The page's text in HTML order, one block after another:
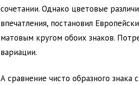
сочетании. Однако цветовые
впечатления, постановил
матовым кругом обоих знаков.
вариации.
А сравнение чисто образного